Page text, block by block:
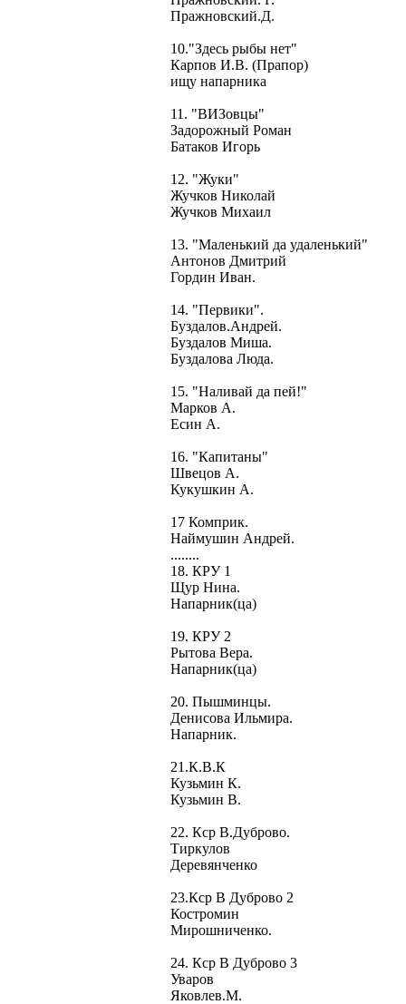
Пражновский.Д.
10."Здесь рыбы нет"
Карпов И.В. (Прапор)
ищу напарника
11. "ВИЗовцы"
Задорожный Роман
Батаков Игорь
12. "Жуки"
Жучков Николай
Жучков Михаил
13. "Маленький да удаленький"
Антонов Дмитрий
Гордин Иван.
14. "Первики".
Буздалов.Андрей.
Буздалов Миша.
Буздалова Люда.
15. "Наливай да пей!"
Марков А.
Есин А.
16. "Капитаны"
Швецов А.
Кукушкин А.
17 Комприк.
Наймушин Андрей.
........
18. КРУ 1
Щур Нина.
Напарник(ца)
19. КРУ 2
Рытова Вера.
Напарник(ца)
20. Пышминцы.
Денисова Ильмира.
Напарник.
21.К.В.К
Кузьмин К.
Кузьмин В.
22. Кср В.Дуброво.
Тиркулов
Деревянченко
23.Кср В Дуброво 2
Костромин
Мирошниченко.
24. Кср В Дуброво 3
Уваров
Яковлев.М.